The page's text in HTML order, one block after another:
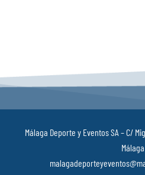
Málaga Deporte y Eventos SA – C/
Málaga